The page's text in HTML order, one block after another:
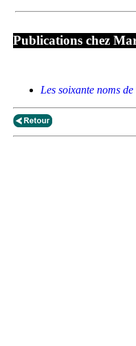
Publications chez
Les soixante noms